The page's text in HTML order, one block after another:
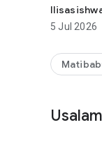
5 Jul 2026